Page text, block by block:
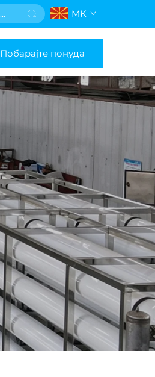
MK
Побарајте понуда